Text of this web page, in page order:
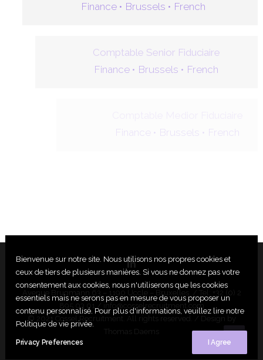
Finance • Brussels • French
Comptable Senior Fiduciaire
Finance • Brussels • French
Brussels • French
Avenue Brugmann 63 – 1190 Uccle – Bruxelles / Tel: +32 (0) 2
895 03 01 /
info@cosselrecruitment.com
© 2021 Cossel Recruitment. All rights reserved. / Design by
Thomas Daems
Bienvenue sur notre site. Nous utilisons nos propres cookies et
ceux de tiers de plusieurs manières. Si vous ne donnez pas votre
consentement aux cookies, nous n'utiliserons que les cookies
essentiels mais ne serons pas en mesure de vous proposer un
contenu personnalisé. Pour plus d'informations, veuillez lire notre
Politique de vie privée.
Privacy Preferences I Agree